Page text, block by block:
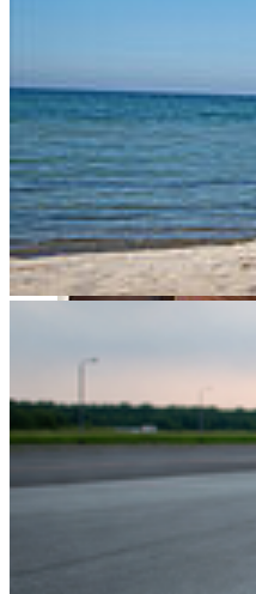
Reik Schick